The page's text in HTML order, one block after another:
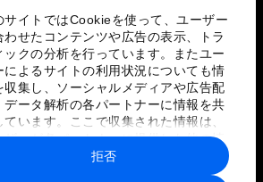
サイトではCookieを使って、ユーザー
わせたコンテンツや広告の表示、トラ
ックの分析を行っています。またユー
によるサイトの利用状況についても情
収集し、ソーシャルメディアや広告配
データ解析の各パートナーに情報を共
ています。ここで収集された情報は、
ザーが各パートナーに提供した他の情
各パートナーのサービスを使用した際
集された情報と組み合わされ、各パー
拒否